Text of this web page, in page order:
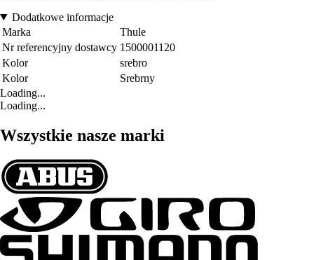
Dodatkowe informacje
Marka
Thule
Nr referencyjny dostawcy 1500001120
Kolor
srebro
Kolor
Srebrny
Loading...
Loading...
Wszystkie nasze marki